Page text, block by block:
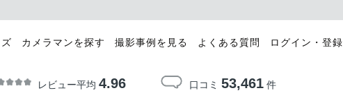
カメラマンを探す 撮影事例を見る よくある質問 ログイン・登録
レビュー平均 4.96 口コミ 53,461件